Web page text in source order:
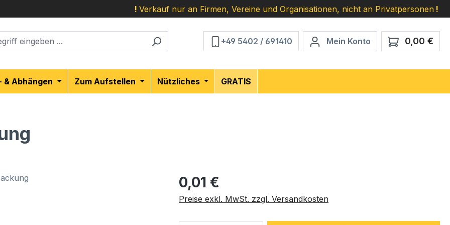
! Verkauf nur an Firmen, Vereine und Organisationen, nicht an Privatpersonen !
+49 5402 / 691410 Mein Konto 0,00 €
& Abhängen Zum Aufstellen Nützliches GRATIS
Regulärer Preis:
0,01 €
Preise exkl. MwSt. zzgl. Versandkosten